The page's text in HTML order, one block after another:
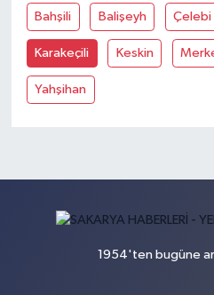
Bahşili Balişeyh Çelebi
Karakeçili Keskin
Yahşihan
1954'ten bugüne